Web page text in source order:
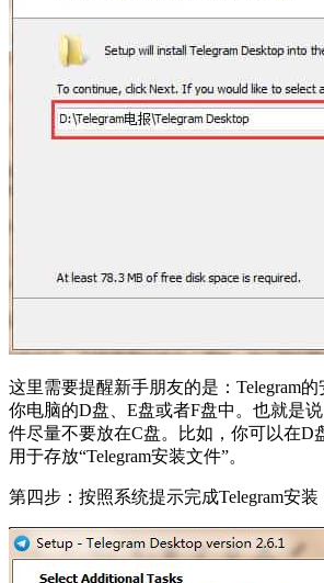
这里需要提醒新手朋友的是：Telegram
你电脑的D盘、E盘或者F盘中。也就是说
件尽量不要放在C盘。比如，你可以在D
用于存放“Telegram安装文件”。
第四步：按照系统提示完成Telegram安装